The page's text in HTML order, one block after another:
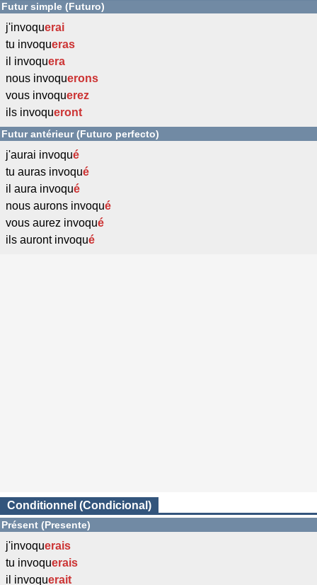
Futur simple (Futuro)
j'invoquerai
tu invoqueras
il invoquera
nous invoquerons
vous invoquerez
ils invoqueront
Futur antérieur (Futuro perfecto)
j'aurai invoqué
tu auras invoqué
il aura invoqué
nous aurons invoqué
vous aurez invoqué
ils auront invoqué
Conditionnel (Condicional)
Présent (Presente)
j'invoquerais
tu invoquerais
il invoquerait